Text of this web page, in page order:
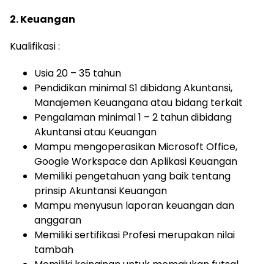
2. Keuangan
Kualifikasi :
Usia 20 – 35 tahun
Pendidikan minimal S1 dibidang Akuntansi,
Manajemen Keuangana atau bidang terkait
Pengalaman minimal 1 – 2 tahun dibidang
Akuntansi atau Keuangan
Mampu mengoperasikan Microsoft Office,
Google Workspace dan Aplikasi Keuangan
Memiliki pengetahuan yang baik tentang
prinsip Akuntansi Keuangan
Mampu menyusun laporan keuangan dan
anggaran
Memiliki sertifikasi Profesi merupakan nilai
tambah